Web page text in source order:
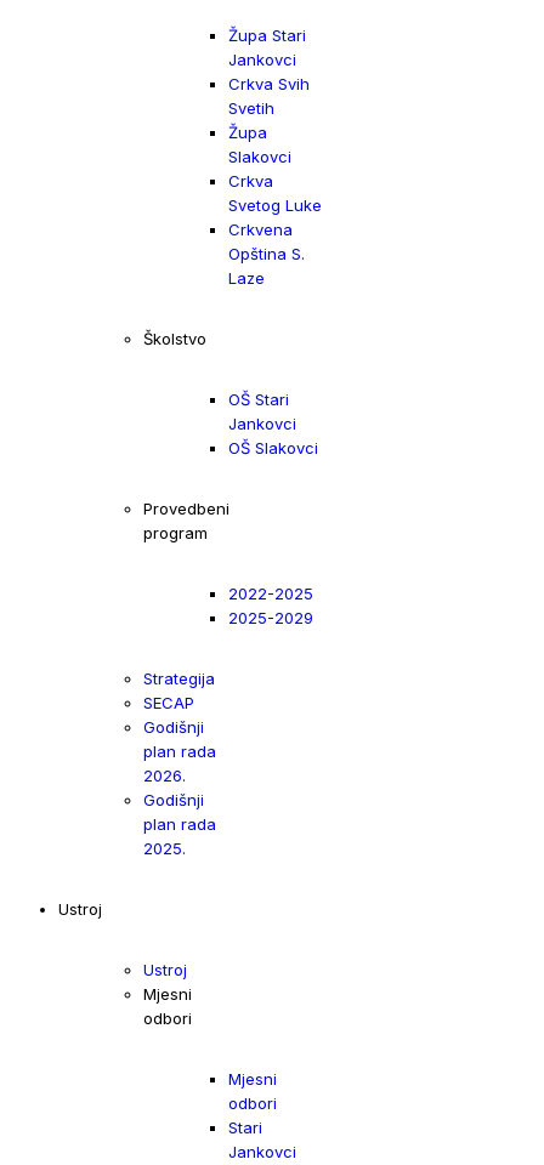
Župa Stari
Jankovci
Crkva Svih
Svetih
Župa
Slakovci
Crkva
Svetog Luke
Crkvena
Opština S.
Laze
Školstvo
OŠ Stari
Jankovci
OŠ Slakovci
Provedbeni
program
2022-2025
2025-2029
Strategija
SECAP
Godišnji
plan rada
2026.
Godišnji
plan rada
2025.
Ustroj
Ustroj
Mjesni
odbori
Mjesni
odbori
Stari
Jankovci